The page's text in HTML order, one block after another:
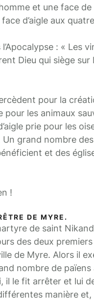
et une face
d’aigle aux
: « Les
Dieu qui siège
pour la
les animaux
prie pour les
grand nombre des
et des
!
DE MYRE.
de saint
des deux
de Myre. Alors il
nombre de
le fit arrêter et lui
manière